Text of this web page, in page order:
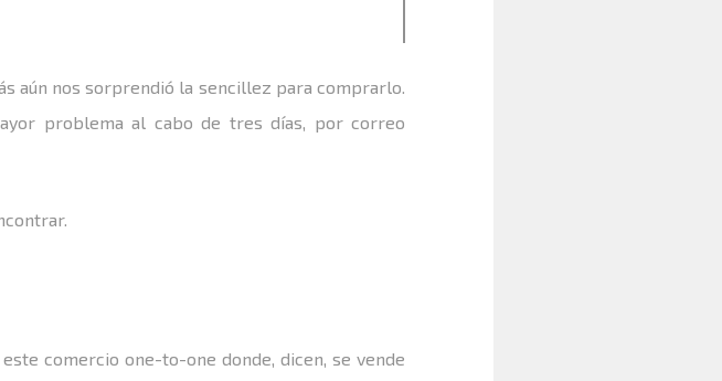
aún nos sorprendió la sencillez para comprarlo.
problema al cabo de tres días, por correo
comercio one-to-one donde, dicen, se vende